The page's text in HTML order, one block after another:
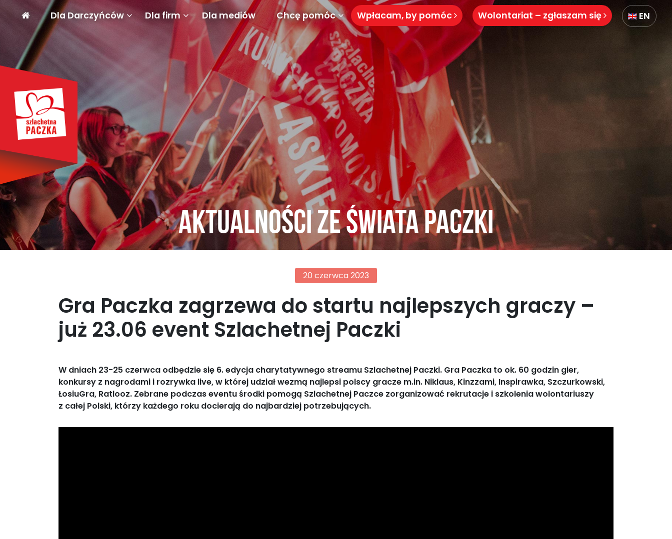
Dla Darczyńców Dla firm Dla mediów Chcę pomóc Wpłacam, by pomóc Wolontariat – zgłaszam się EN
Aktualności ze świata paczki
20 czerwca 2023
Gra Paczka zagrzewa do startu najlepszych graczy –
już 23.06 event Szlachetnej Paczki
W dniach 23-25 czerwca odbędzie się 6. edycja charytatywnego streamu Szlachetnej Paczki. Gra Paczka to ok. 60 godzin gier,
konkursy z nagrodami i rozrywka live, w której udział wezmą najlepsi polscy gracze m.in. Niklaus, Kinzzami, Inspirawka, Szczurkowski,
ŁosiuGra, Ratlooz. Zebrane podczas eventu środki pomogą Szlachetnej Paczce zorganizować rekrutacje i szkolenia wolontariuszy
z całej Polski, którzy każdego roku docierają do najbardziej potrzebujących.